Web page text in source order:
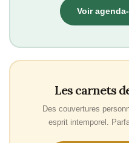
Voir
Les carnets
Des couvertures
esprit intemporel.